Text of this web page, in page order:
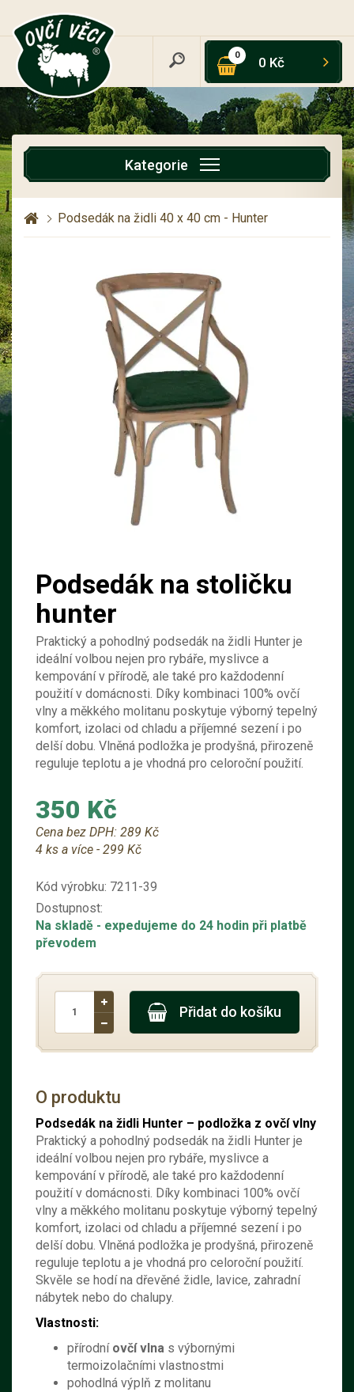
0 0 Kč
Kategorie
Podsedák na židli 40 x 40 cm - Hunter
Podsedák na stoličku
hunter
Praktický a pohodlný podsedák na židli Hunter je
ideální volbou nejen pro rybáře, myslivce a
kempování v přírodě, ale také pro každodenní
použití v domácnosti. Díky kombinaci 100% ovčí
vlny a měkkého molitanu poskytuje výborný tepelný
komfort, izolaci od chladu a příjemné sezení i po
delší dobu. Vlněná podložka je prodyšná, přirozeně
reguluje teplotu a je vhodná pro celoroční použití.
350 Kč
Cena bez DPH: 289 Kč
4 ks a více - 299 Kč
Kód výrobku: 7211-39
Dostupnost:
Na skladě - expedujeme do 24 hodin při platbě
převodem
Přidat do košíku
O produktu
Podsedák na židli Hunter – podložka z ovčí vlny
Praktický a pohodlný podsedák na židli Hunter je
ideální volbou nejen pro rybáře, myslivce a
kempování v přírodě, ale také pro každodenní
použití v domácnosti. Díky kombinaci 100% ovčí
vlny a měkkého molitanu poskytuje výborný tepelný
komfort, izolaci od chladu a příjemné sezení i po
delší dobu. Vlněná podložka je prodyšná, přirozeně
reguluje teplotu a je vhodná pro celoroční použití.
Skvěle se hodí na dřevěné židle, lavice, zahradní
nábytek nebo do chalupy.
Vlastnosti:
přírodní ovčí vlna s výbornými
termoizolačními vlastnostmi
pohodlná výplň z molitanu